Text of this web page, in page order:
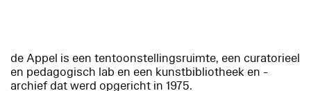
de Appel is een tentoonstellingsruimte, een curatorieel
en pedagogisch lab en een kunstbibliotheek en -
archief dat werd opgericht in 1975.